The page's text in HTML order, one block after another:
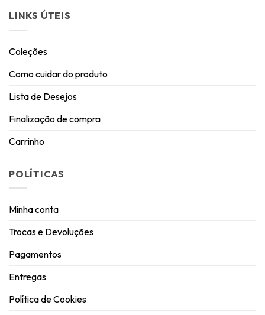
LINKS ÚTEIS
Coleções
Como cuidar do produto
Lista de Desejos
Finalização de compra
Carrinho
POLÍTICAS
Minha conta
Trocas e Devoluções
Pagamentos
Entregas
Política de Cookies